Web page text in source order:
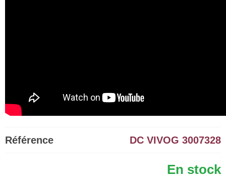
Référence DC VIVOG 3007328
En stock